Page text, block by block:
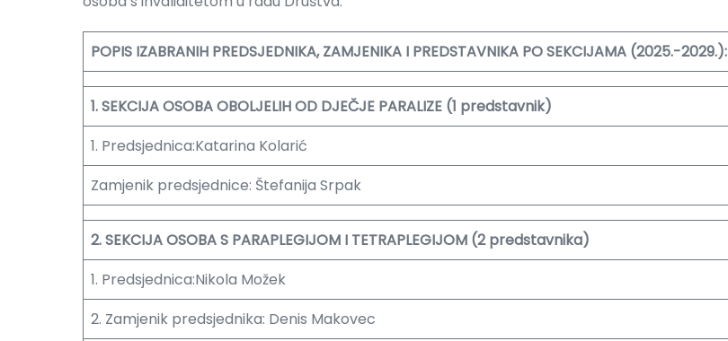
POPIS IZABRANIH PREDSJEDNIKA, ZAMJENIKA I PREDSTAVNIKA PO SEKCIJAMA (2025.-2029.):
1. SEKCIJA OSOBA OBOLJELIH OD DJEČJE PARALIZE (1 predstavnik)
1. Predsjednica:Katarina Kolarić
Zamjenik predsjednice: Štefanija Srpak
2. SEKCIJA OSOBA S PARAPLEGIJOM I TETRAPLEGIJOM (2 predstavnika)
1. Predsjednica:Nikola Možek
2. Zamjenik predsjednika: Denis Makovec